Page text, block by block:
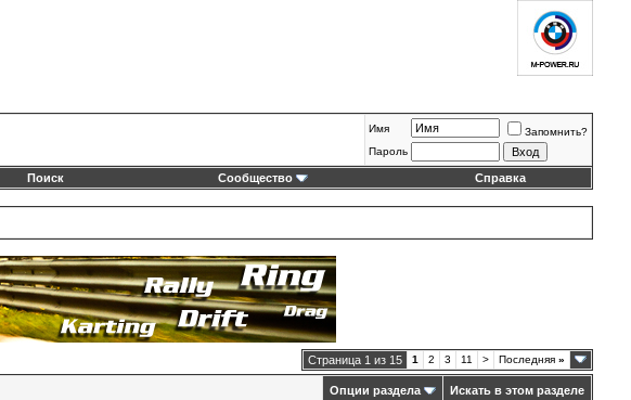
Имя
Запомнить?
Пароль
Поиск Сообщество Справка
Страница 1 из 15 1 2 3 11 > Последняя »
Опции раздела Искать в этом разделе